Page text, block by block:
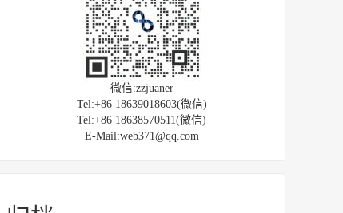
微信:zzjuaner
Tel:+86 18639018603(微信)
Tel:+86 18638570511(微信)
E-Mail:web371@qq.com